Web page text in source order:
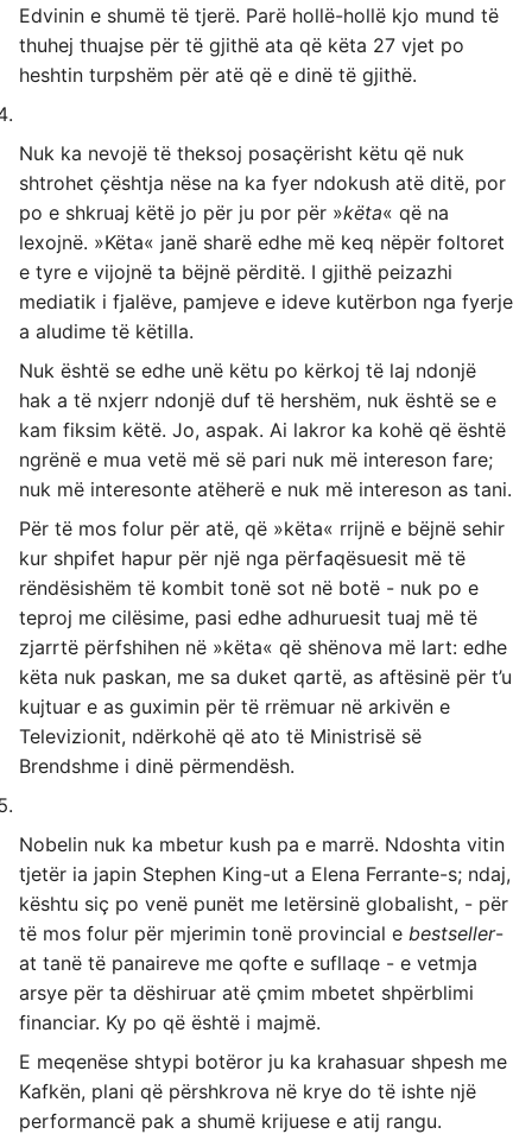
Edvinin e shumë të tjerë. Parë hollë-hollë kjo mund të
thuhej thuajse për të gjithë ata që këta 27 vjet po
heshtin turpshëm për atë që e dinë të gjithë.
Nuk ka nevojë të theksoj posaçërisht këtu që nuk
shtrohet çështja nëse na ka fyer ndokush atë ditë, por
po e shkruaj këtë jo për ju por për »këta« që na
lexojnë. »Këta« janë sharë edhe më keq nëpër foltoret
e tyre e vijojnë ta bëjnë përditë. I gjithë peizazhi
mediatik i fjalëve, pamjeve e ideve kutërbon nga fyerje
a aludime të këtilla.
Nuk është se edhe unë këtu po kërkoj të laj ndonjë
hak a të nxjerr ndonjë duf të hershëm, nuk është se e
kam fiksim këtë. Jo, aspak. Ai lakror ka kohë që është
ngrënë e mua vetë më së pari nuk më intereson fare;
nuk më interesonte atëherë e nuk më intereson as tani.
Për të mos folur për atë, që »këta« rrijnë e bëjnë sehir
kur shpifet hapur për një nga përfaqësuesit më të
rëndësishëm të kombit tonë sot në botë - nuk po e
teproj me cilësime, pasi edhe adhuruesit tuaj më të
zjarrtë përfshihen në »këta« që shënova më lart: edhe
këta nuk paskan, me sa duket qartë, as aftësinë për t’u
kujtuar e as guximin për të rrëmuar në arkivën e
Televizionit, ndërkohë që ato të Ministrisë së
Brendshme i dinë përmendësh.
Nobelin nuk ka mbetur kush pa e marrë. Ndoshta vitin
tjetër ia japin Stephen King-ut a Elena Ferrante-s; ndaj,
kështu siç po venë punët me letërsinë globalisht, - për
të mos folur për mjerimin tonë provincial e bestseller-
at tanë të panaireve me qofte e sufllaqe - e vetmja
arsye për ta dëshiruar atë çmim mbetet shpërblimi
financiar. Ky po që është i majmë.
E meqenëse shtypi botëror ju ka krahasuar shpesh me
Kafkën, plani që përshkrova në krye do të ishte një
performancë pak a shumë krijuese e atij rangu.